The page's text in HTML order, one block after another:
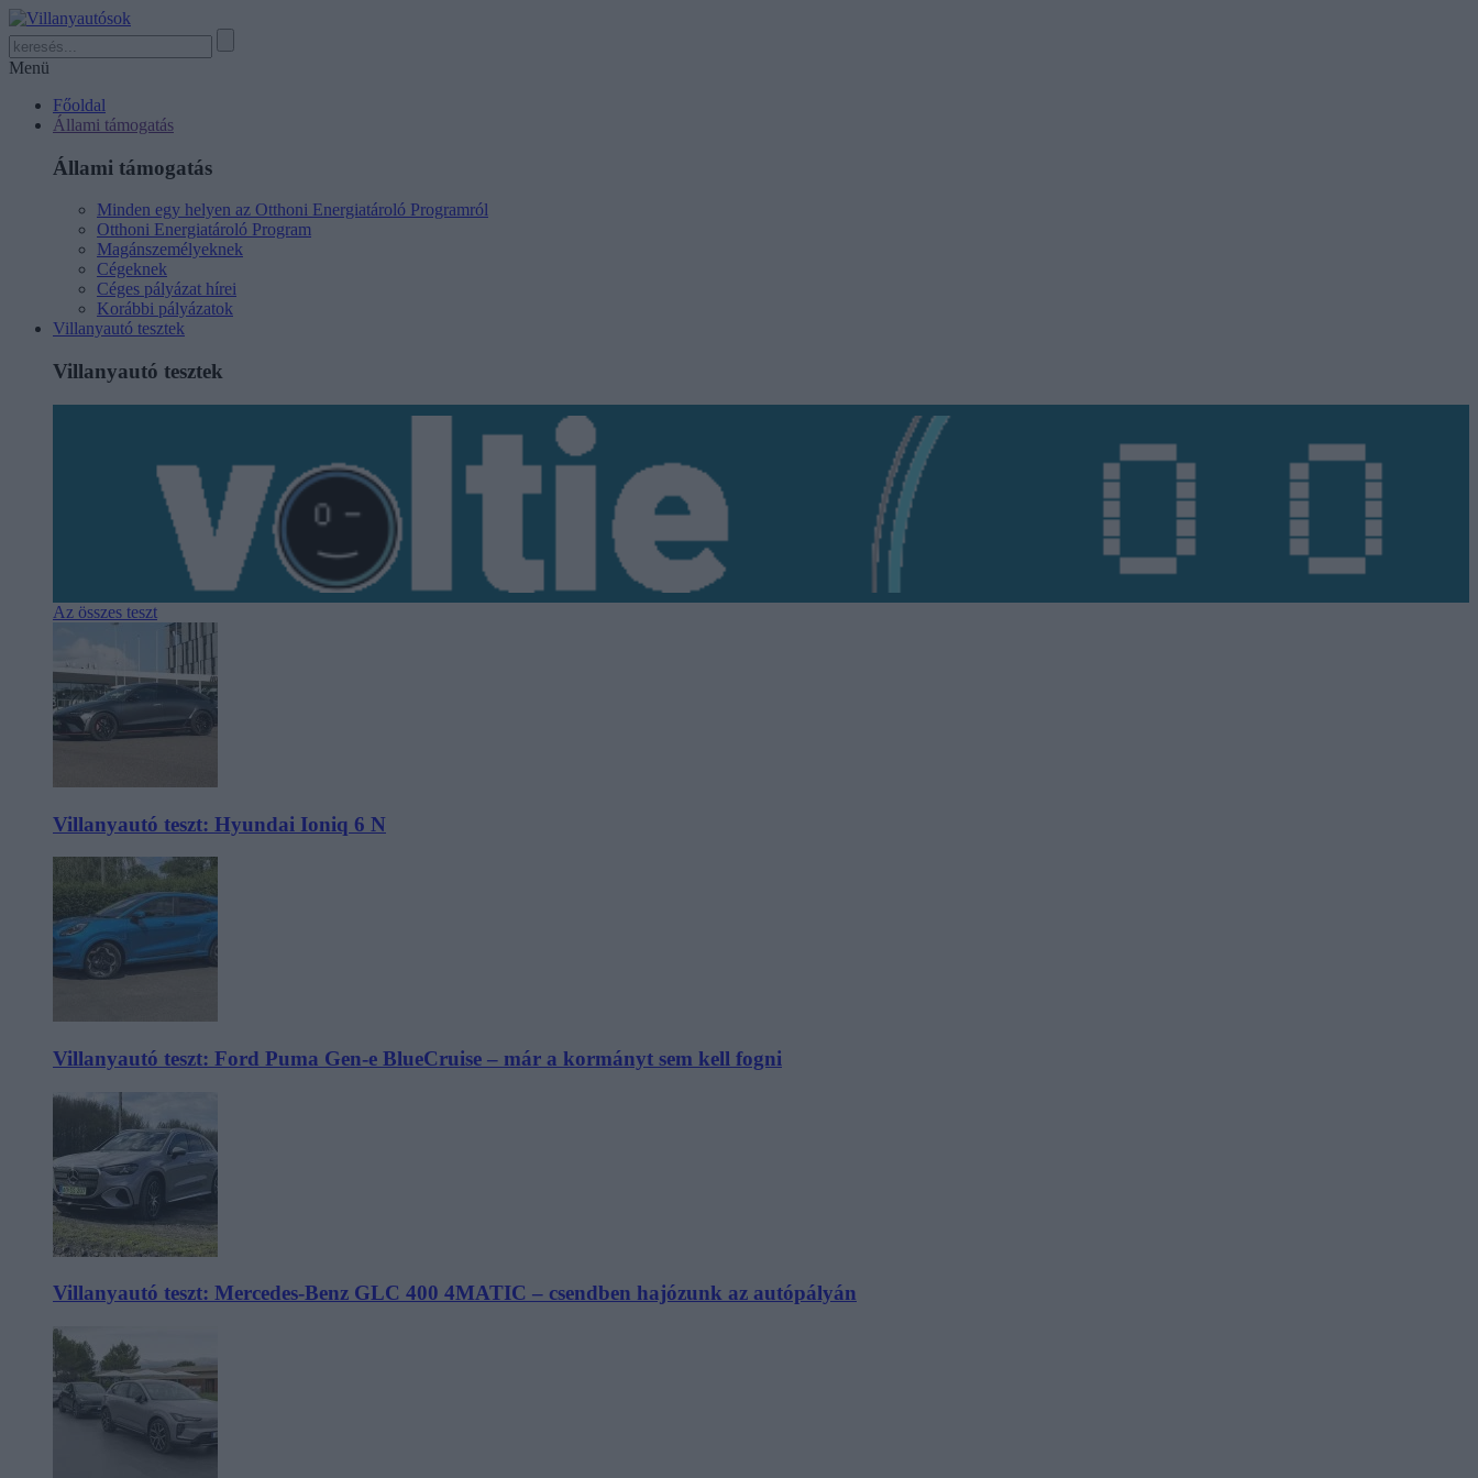
Menü
Főoldal
Állami támogatás
Állami támogatás
Minden egy helyen az Otthoni Energiatároló Programról
Otthoni Energiatároló Program
Magánszemélyeknek
Cégeknek
Céges pályázat hírei
Korábbi pályázatok
Villanyautó tesztek
Villanyautó tesztek
Az összes teszt
Villanyautó teszt: Hyundai Ioniq 6 N
Villanyautó teszt: Ford Puma Gen-e BlueCruise – már a kormányt sem kell fogni
Villanyautó teszt: Mercedes-Benz GLC 400 4MATIC – csendben hajózunk az autópályán